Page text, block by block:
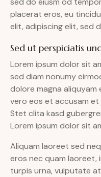
placerat eros, eu
elit, adipiscing elit, sed
Sed ut perspiciatis
Lorem ipsum dolor sit
sed diam nonumy
dolore magna
vero eos et accusam
Stet clita kasd
Lorem ipsum dolor sit
Aliquam laoreet sed
eros nec quam laoreet,
turpis urna, vulputate